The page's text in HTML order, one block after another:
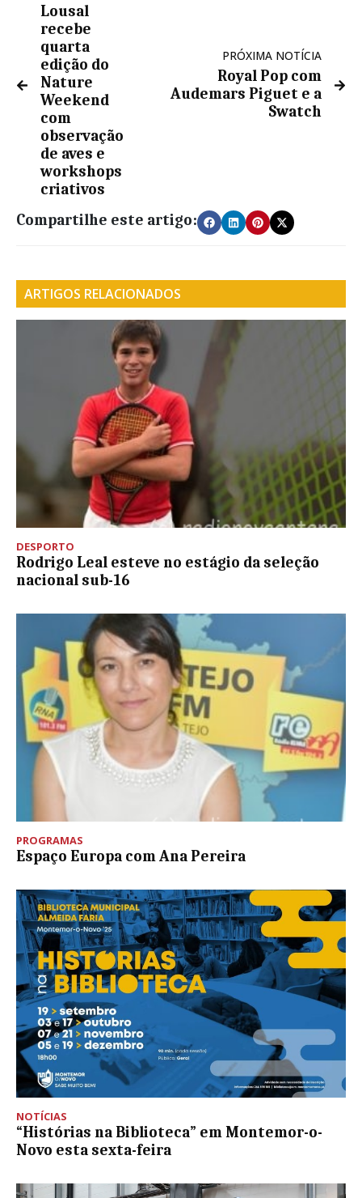
Lousal
recebe
quarta
edição do
Nature
Weekend
com
observação
de aves e
workshops
criativos
PRÓXIMA NOTÍCIA
Royal Pop com
Audemars Piguet e a
Swatch
Compartilhe este artigo:
ARTIGOS RELACIONADOS
DESPORTO
Rodrigo Leal esteve no estágio da seleção
nacional sub-16
PROGRAMAS
Espaço Europa com Ana Pereira
NOTÍCIAS
“Histórias na Biblioteca” em Montemor-o-
Novo esta sexta-feira